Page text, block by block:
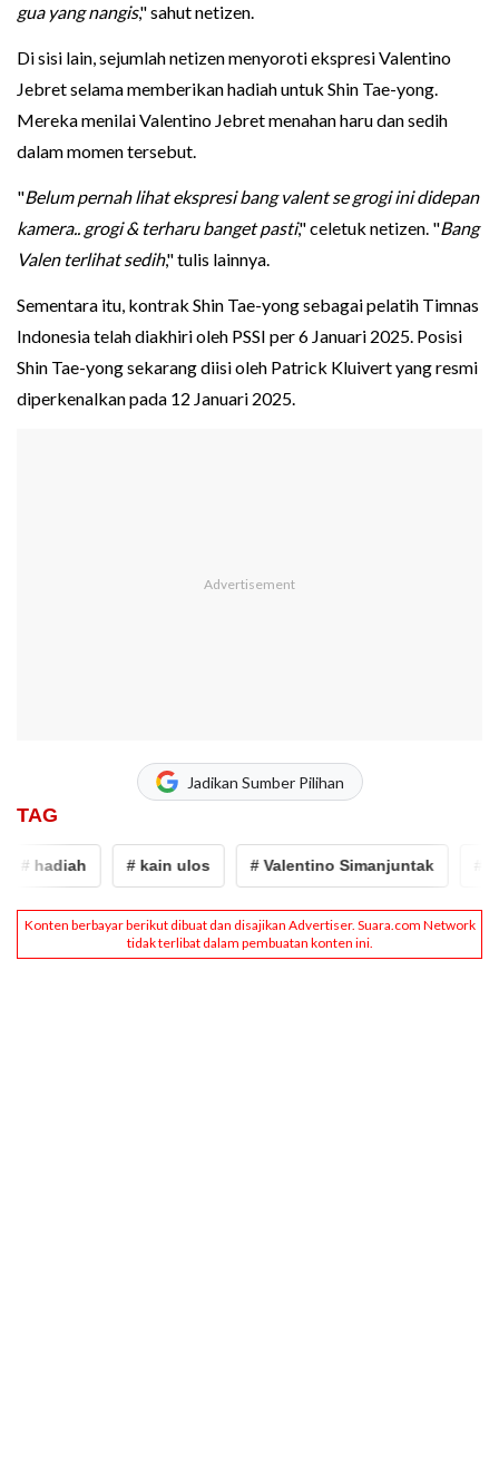
gua yang nangis," sahut netizen.
Di sisi lain, sejumlah netizen menyoroti ekspresi Valentino
Jebret selama memberikan hadiah untuk Shin Tae-yong.
Mereka menilai Valentino Jebret menahan haru dan sedih
dalam momen tersebut.
"Belum pernah lihat ekspresi bang valent se grogi ini didepan
kamera.. grogi & terharu banget pasti," celetuk netizen. "Bang
Valen terlihat sedih," tulis lainnya.
Sementara itu, kontrak Shin Tae-yong sebagai pelatih Timnas
Indonesia telah diakhiri oleh PSSI per 6 Januari 2025. Posisi
Shin Tae-yong sekarang diisi oleh Patrick Kluivert yang resmi
diperkenalkan pada 12 Januari 2025.
Jadikan Sumber Pilihan
TAG
hadiah # kain ulos # Valentino Simanjuntak